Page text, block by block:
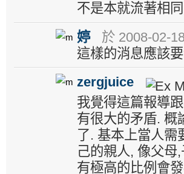
不是本就流著相
婷
於 2008-02-
這樣的消息應該
zergjuice
我覺得這篇報導
有很大的矛盾. 概
了. 基本上當人需
己的親人, 像父母
有極高的比例會